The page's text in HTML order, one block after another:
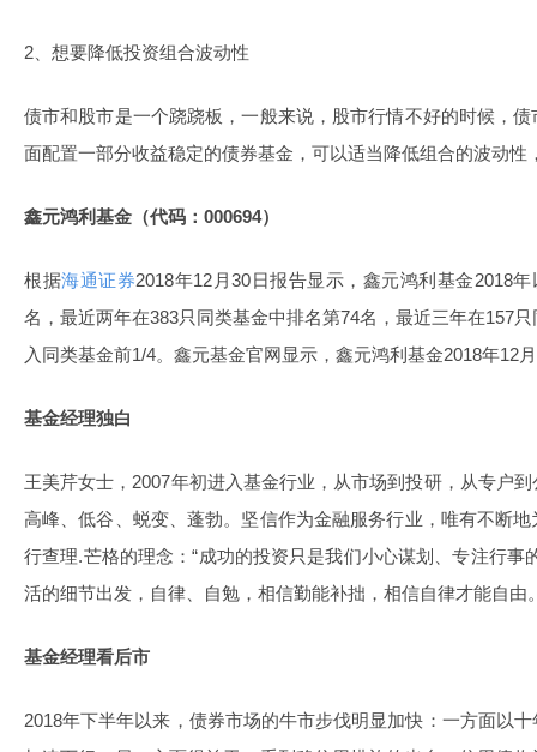
2、想要降低投资组合波动性
债市和股市是一个跷跷板，一般来说，股市行情不好的时候，
面配置一部分收益稳定的债券基金，可以适当降低组合的波动
鑫元鸿利基金（代码：000694）
根据海通证券2018年12月30日报告显示，鑫元鸿利基金2018
名，最近两年在383只同类基金中排名第74名，最近三年在157
入同类基金前1/4。鑫元基金官网显示，鑫元鸿利基金2018年12
基金经理独白
王美芹女士，2007年初进入基金行业，从市场到投研，从专户
高峰、低谷、蜕变、蓬勃。坚信作为金融服务行业，唯有不断
行查理.芒格的理念：“成功的投资只是我们小心谋划、专注行事
活的细节出发，自律、自勉，相信勤能补拙，相信自律才能自由
基金经理看后市
2018年下半年以来，债券市场的牛市步伐明显加快：一方面以十